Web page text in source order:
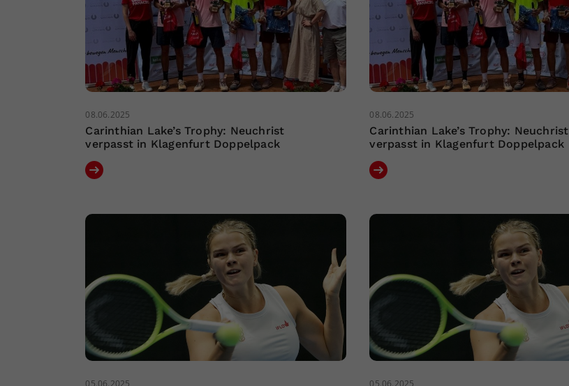
08.06.2025
Carinthian Lake’s Trophy: Neuchrist
verpasst in Klagenfurt Doppelpack
08.06.2025
Carinthian Lake’s Trophy: Neuchrist
verpasst in Klagenfurt Doppelpack